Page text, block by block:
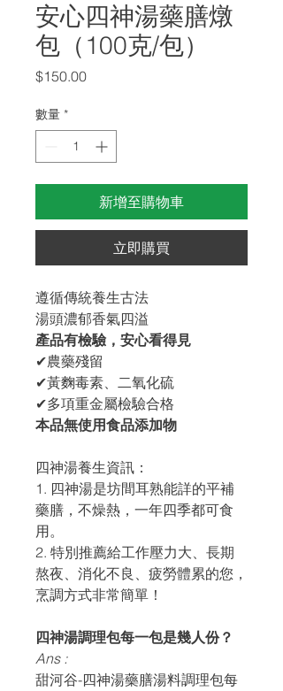
安心四神湯藥膳燉
包（100克/包）
$150.00價
數量 *
新增至購物車
立即購買
遵循傳統養生古法
湯頭濃郁香氣四溢
產品有檢驗，安心看得見
✔農藥殘留
✔黃麴毒素、二氧化硫
✔多項重金屬檢驗合格
本品無使用食品添加物
四神湯養生資訊：
1. 四神湯是坊間耳熟能詳的平補
藥膳，不燥熱，一年四季都可食
用。
2. 特別推薦給工作壓力大、長期
熬夜、消化不良、疲勞體累的您，
烹調方式非常簡單！
四神湯調理包每一包是幾人份？
Ans :
甜河谷-四神湯藥膳湯料調理包每